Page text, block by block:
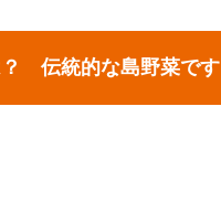
？ 伝統的な島野菜です